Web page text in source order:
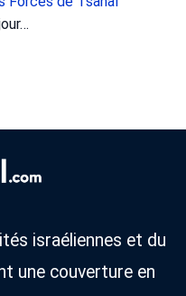
israéliennes et du
une couverture en